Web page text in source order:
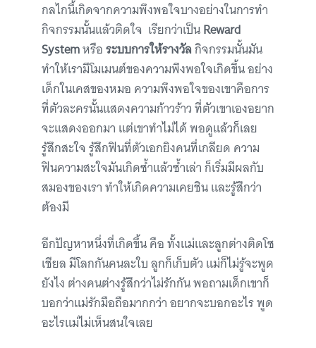
กลไกนี้เกิดจากความพึงพอใจบางอย่างในการทำ
กิจกรรมนั้นแล้วติดใจ เรียกว่าเป็นReward
Systemหรือระบบการให้รางวัลกิจกรรมนั้นมัน
ทำให้เรามีโมเมนต์ของความพึงพอใจเกิดขึ้น อย่าง
เด็กในเคสของหมอ ความพึงพอใจของเขาคือการ
ที่ตัวละครนั้นแสดงความก้าวร้าว ที่ตัวเขาเองอยาก
จะแสดงออกมา แต่เขาทำไม่ได้ พอดูแล้วก็เลย
รู้สึกสะใจ รู้สึกฟินที่ตัวเอกยิงคนที่เกลียด ความ
ฟินความสะใจมันเกิดซ้ำแล้วซ้ำเล่า ก็เริ่มมีผลกับ
สมองของเรา ทำให้เกิดความเคยชิน และรู้สึกว่า
ต้องมี
อีกปัญหาหนึ่งที่เกิดขึ้น คือ ทั้งแม่และลูกต่างติดโซ
เชียล มีโลกกันคนละใบ ลูกก็เก็บตัว แม่ก็ไม่รู้จะพูด
ยังไง ต่างคนต่างรู้สึกว่าไม่รักกัน พอถามเด็กเขาก็
บอกว่าแม่รักมือถือมากกว่า อยากจะบอกอะไร พูด
อะไรแม่ไม่เห็นสนใจเลย